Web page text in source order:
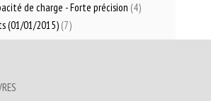
de charge - Forte précision (4)
(01/01/2015) (7)